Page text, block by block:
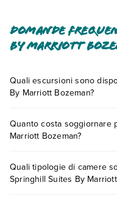
Domande
By Marriott
Quali escursioni sono
By Marriott Bozeman?
presso Springhill Suites
nella sezione dedicata
Quanto costa soggiornare
Marriott Bozeman?
variare in base a vari
ecc). Per consultare i
Quali tipologie di camere
Springhill Suites By